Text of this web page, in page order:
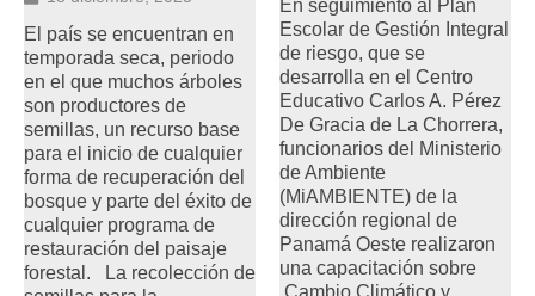
El país se encuentran en
temporada seca, periodo
en el que muchos árboles
son productores de
semillas, un recurso base
para el inicio de cualquier
forma de recuperación del
bosque y parte del éxito de
cualquier programa de
restauración del paisaje
forestal. La recolección de
En seguimiento al Plan
Escolar de Gestión Integral
de riesgo, que se
desarrolla en el Centro
Educativo Carlos A. Pérez
De Gracia de La Chorrera,
funcionarios del Ministerio
de Ambiente
(MiAMBIENTE) de la
dirección regional de
Panamá Oeste realizaron
una capacitación sobre
Cambio Climático y